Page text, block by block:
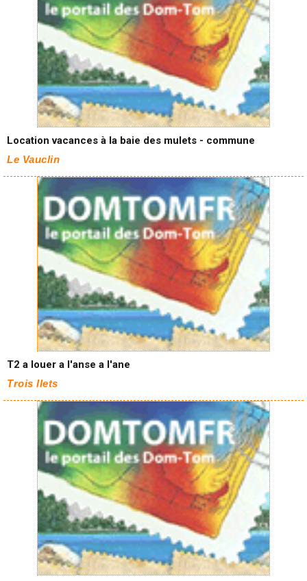
Location vacances à la baie des mulets - commune
Le Vauclin
T2 a louer a l'anse a l'ane
Trois Ilets